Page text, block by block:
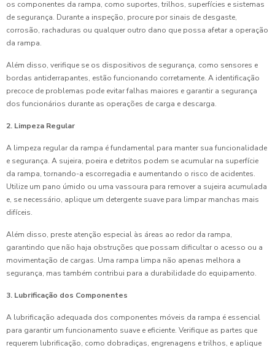
os componentes da rampa, como suportes, trilhos, superfícies e sistemas
de segurança. Durante a inspeção, procure por sinais de desgaste,
corrosão, rachaduras ou qualquer outro dano que possa afetar a operação
da rampa.
Além disso, verifique se os dispositivos de segurança, como sensores e
bordas antiderrapantes, estão funcionando corretamente. A identificação
precoce de problemas pode evitar falhas maiores e garantir a segurança
dos funcionários durante as operações de carga e descarga.
2. Limpeza Regular
A limpeza regular da rampa é fundamental para manter sua funcionalidade
e segurança. A sujeira, poeira e detritos podem se acumular na superfície
da rampa, tornando-a escorregadia e aumentando o risco de acidentes.
Utilize um pano úmido ou uma vassoura para remover a sujeira acumulada
e, se necessário, aplique um detergente suave para limpar manchas mais
difíceis.
Além disso, preste atenção especial às áreas ao redor da rampa,
garantindo que não haja obstruções que possam dificultar o acesso ou a
movimentação de cargas. Uma rampa limpa não apenas melhora a
segurança, mas também contribui para a durabilidade do equipamento.
3. Lubrificação dos Componentes
A lubrificação adequada dos componentes móveis da rampa é essencial
para garantir um funcionamento suave e eficiente. Verifique as partes que
requerem lubrificação, como dobradiças, engrenagens e trilhos, e aplique